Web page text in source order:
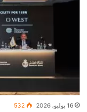
16 يوليو، 2026 532